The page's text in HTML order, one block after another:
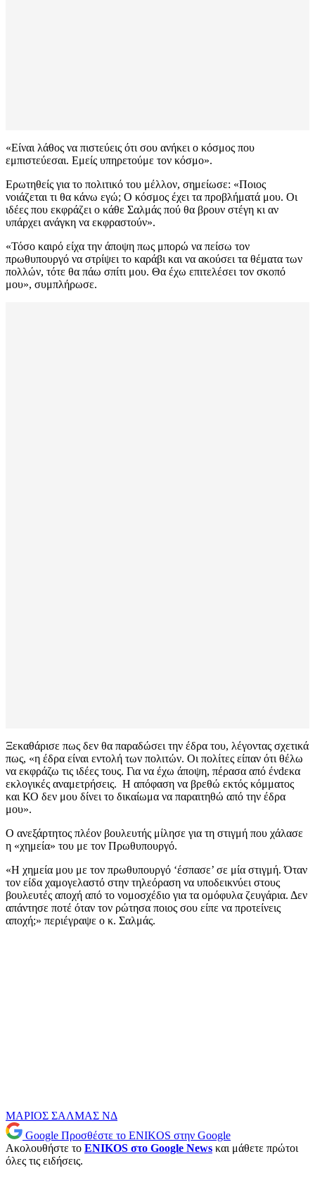
«Είναι λάθος να πιστεύεις ότι σου ανήκει ο κόσμος που
εμπιστεύεσαι. Εμείς υπηρετούμε τον κόσμο».
Ερωτηθείς για το πολιτικό του μέλλον, σημείωσε: «Ποιος
νοιάζεται τι θα κάνω εγώ; Ο κόσμος έχει τα προβλήματά μου. Οι
ιδέες που εκφράζει ο κάθε Σαλμάς πού θα βρουν στέγη κι αν
υπάρχει ανάγκη να εκφραστούν».
«Τόσο καιρό είχα την άποψη πως μπορώ να πείσω τον
πρωθυπουργό να στρίψει το καράβι και να ακούσει τα θέματα των
πολλών, τότε θα πάω σπίτι μου. Θα έχω επιτελέσει τον σκοπό
μου», συμπλήρωσε.
Ξεκαθάρισε πως δεν θα παραδώσει την έδρα του, λέγοντας σχετικά
πως, «η έδρα είναι εντολή των πολιτών. Οι πολίτες είπαν ότι θέλω
να εκφράζω τις ιδέες τους. Για να έχω άποψη, πέρασα από ένdεκα
εκλογικές αναμετρήσεις. Η απόφαση να βρεθώ εκτός κόμματος
και ΚΟ δεν μου δίνει το δικαίωμα να παραιτηθώ από την έδρα
μου».
Ο ανεξάρτητος πλέον βουλευτής μίλησε για τη στιγμή που χάλασε
η «χημεία» του με τον Πρωθυπουργό.
«Η χημεία μου με τον πρωθυπουργό ‘έσπασε’ σε μία στιγμή. Όταν
τον είδα χαμογελαστό στην τηλεόραση να υποδεικνύει στους
βουλευτές αποχή από το νομοσχέδιο για τα ομόφυλα ζευγάρια. Δεν
απάντησε ποτέ όταν τον ρώτησα ποιος σου είπε να προτείνεις
αποχή;» περιέγραψε ο κ. Σαλμάς.
ΜΑΡΙΟΣ ΣΑΛΜΑΣ ΝΔ
Google Προσθέστε το ENIKOS στην Google
Ακολουθήστε το ENIKOS στο Google News και μάθετε πρώτοι
όλες τις ειδήσεις.